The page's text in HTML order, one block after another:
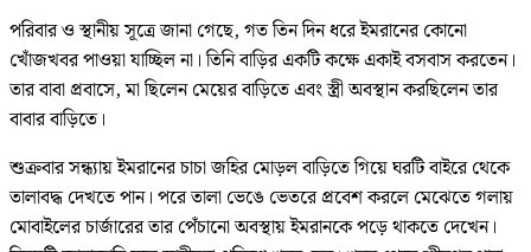
পরিবার ও স্থানীয় সূত্রে জানা গেছে, গত তিন দিন ধরে ইমরানের কোনো
খোঁজখবর পাওয়া যাচ্ছিল না। তিনি বাড়ির একটি কক্ষে একাই বসবাস করতেন।
তার বাবা প্রবাসে, মা ছিলেন মেয়ের বাড়িতে এবং স্ত্রী অবস্থান করছিলেন তার
বাবার বাড়িতে।
শুক্রবার সন্ধ্যায় ইমরানের চাচা জহির মোড়ল বাড়িতে গিয়ে ঘরটি বাইরে থেকে
তালাবদ্ধ দেখতে পান। পরে তালা ভেঙে ভেতরে প্রবেশ করলে মেঝেতে গলায়
মোবাইলের চার্জারের তার পেঁচানো অবস্থায় ইমরানকে পড়ে থাকতে দেখেন।